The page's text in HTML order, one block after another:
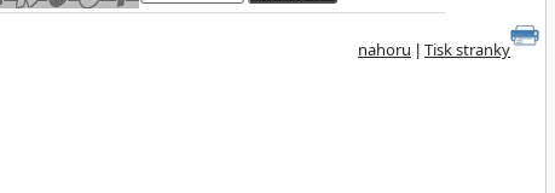
nahoru Tisk stranky